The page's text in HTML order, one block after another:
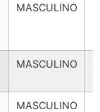
MASCULINO
MASCULINO
MASCULINO